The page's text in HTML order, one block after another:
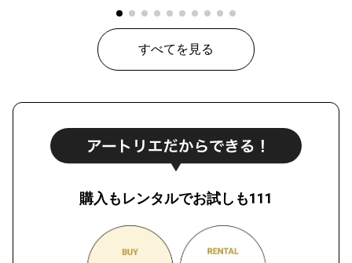
すべてを見る
購入もレンタルでお試しも111